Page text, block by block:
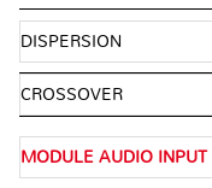
DISPERSION
CROSSOVER
MODULE AUDIO INPUT